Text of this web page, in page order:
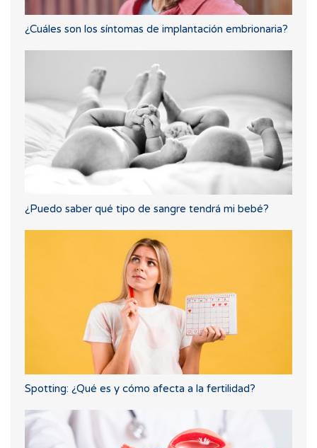
¿Cuáles son los síntomas de implantación embrionaria?
¿Puedo saber qué tipo de sangre tendrá mi bebé?
Spotting: ¿Qué es y cómo afecta a la fertilidad?